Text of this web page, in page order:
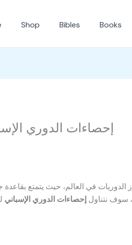
Shop Bibles Books
إحصاءات الدوري
الدوريات في العالم، حيث يتمتع
سوف نتناولإحصاءات الدوري الإسباني